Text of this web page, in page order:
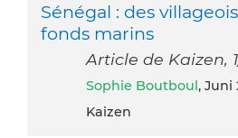
Sénégal : des
fonds marins
Article de Kaizen,
Sophie Boutboul, Juni
Kaizen